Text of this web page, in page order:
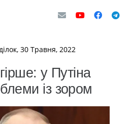
30 Травня, 2022
у Путіна
із зором